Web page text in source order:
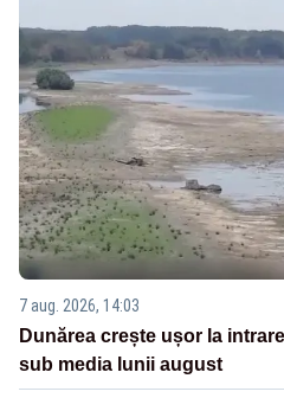
7 aug. 2026, 14:03
Dunărea crește ușor la
sub media lunii august